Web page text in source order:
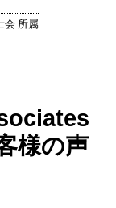
会 所属
様の声